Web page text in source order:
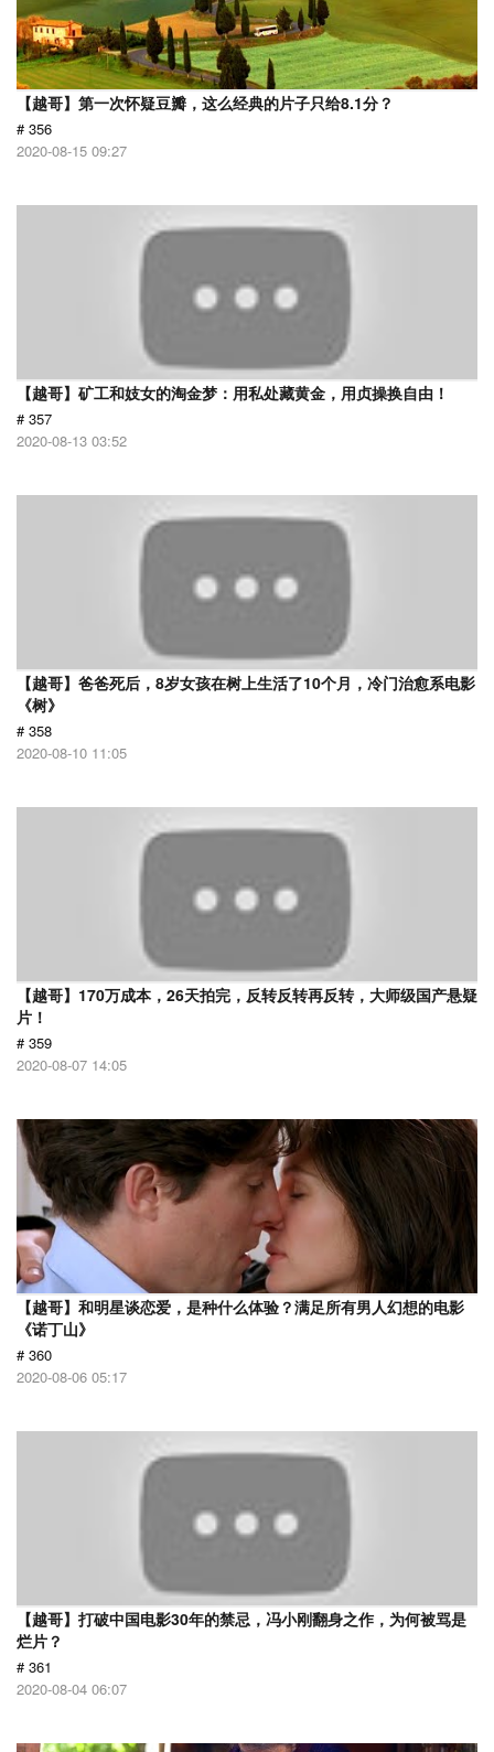
【越哥】第一次怀疑豆瓣，这么经典的片子只给8.1分？
# 356
2020-08-15 09:27
【越哥】矿工和妓女的淘金梦：用私处藏黄金，用贞操换自由！
# 357
2020-08-13 03:52
【越哥】爸爸死后，8岁女孩在树上生活了10个月，冷门治愈系电影
《树》
# 358
2020-08-10 11:05
【越哥】170万成本，26天拍完，反转反转再反转，大师级国产悬疑
片！
# 359
2020-08-07 14:05
【越哥】和明星谈恋爱，是种什么体验？满足所有男人幻想的电影
《诺丁山》
# 360
2020-08-06 05:17
【越哥】打破中国电影30年的禁忌，冯小刚翻身之作，为何被骂是
烂片？
# 361
2020-08-04 06:07